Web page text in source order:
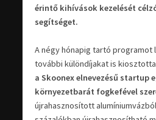
érintő kihívások kezelését
segítséget.
A négy hónapig tartó programot
további különdíjakat is
a Skoonex elnevezésű startup
környezetbarát fogkefével
újrahasznosított